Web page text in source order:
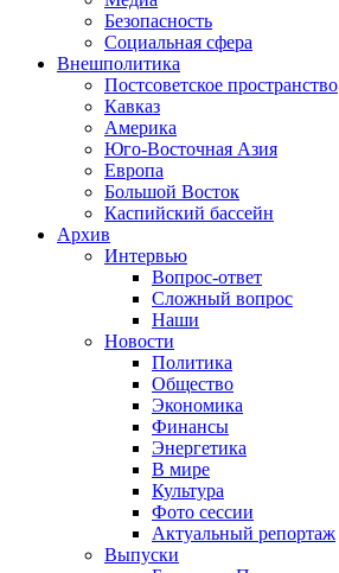
Безопасность
Социальная сфера
Внешполитика
Постсоветское пространство
Кавказ
Америка
Юго-Восточная Азия
Европа
Большой Восток
Каспийский бассейн
Архив
Интервью
Вопрос-ответ
Сложный вопрос
Наши
Новости
Политика
Общество
Экономика
Финансы
Энергетика
В мире
Культура
Фото сессии
Актуальный репортаж
Выпуски